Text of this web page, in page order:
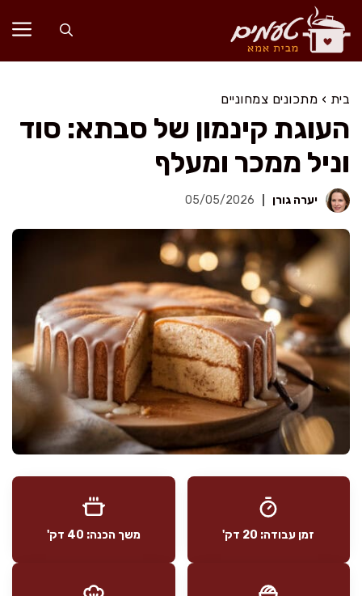
לדלג
לתוכן
בית › מתכונים צמחוניים
העוגת קינמון של סבתא: סוד
וניל ממכר ומעלף
יערה גורן 05/05/2026
זמן עבודה: 20 דק' משך הכנה: 40 דק'